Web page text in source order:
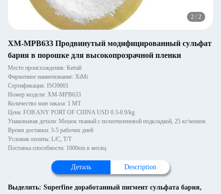
2 / 2
XM-MPB633 Продвинутый модифицированный сульфат
бария в порошке для высокопрозрачной пленки
Место происхождения: Китай
Фирменное наименование: XiMi
Сертификация: ISO9001
Номер модели: XM-MPB633
Количество мин заказа: 1 MT
Цена: FOB ANY PORT OF CHINA USD 0.3-0.9/kg
Упаковывая детали: Мешок тканый с полиэтиленовой подкладкой, 25 кг/мешок
Время доставки: 3-5 рабочих дней
Условия оплаты: L/C, T/T
Поставка способности: 1000ton в месяц
Деталь Description
Выделить: Superfine доработанный пигмент сульфата бария,